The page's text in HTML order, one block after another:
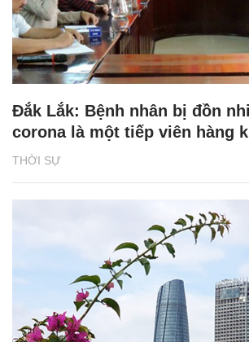
THỜI SỰ
Đắk Lắk: Bệnh nhân bị đồn
corona là một tiếp viên hàng